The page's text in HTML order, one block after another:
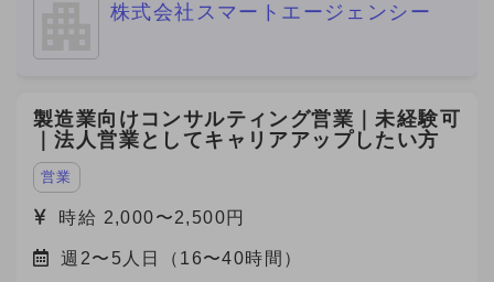
株式会社スマートエージェンシー
製造業向けコンサルティング営業｜未経験可
｜法人営業としてキャリアアップしたい方
営業
時給 2,000〜2,500円
週2〜5人日（16〜40時間）